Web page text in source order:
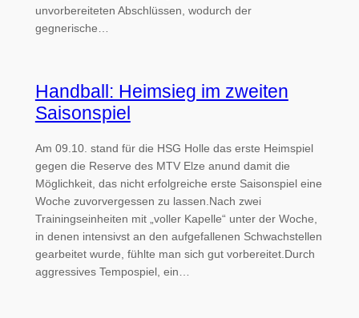
unvorbereiteten Abschlüssen, wodurch der
gegnerische…
Handball: Heimsieg im zweiten
Saisonspiel
Am 09.10. stand für die HSG Holle das erste Heimspiel
gegen die Reserve des MTV Elze anund damit die
Möglichkeit, das nicht erfolgreiche erste Saisonspiel eine
Woche zuvorvergessen zu lassen.Nach zwei
Trainingseinheiten mit „voller Kapelle“ unter der Woche,
in denen intensivst an den aufgefallenen Schwachstellen
gearbeitet wurde, fühlte man sich gut vorbereitet.Durch
aggressives Tempospiel, ein…